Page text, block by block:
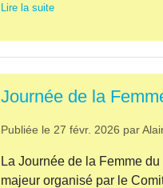
Lire la suite
Journée de la
Publiée le 27 févr. 2026 par
La Journée de la Femme
majeur organisé par le